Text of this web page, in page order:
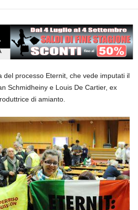
del processo Eternit, che vede imputati il
Schmidheiny e Louis De Cartier, ex
di amianto.